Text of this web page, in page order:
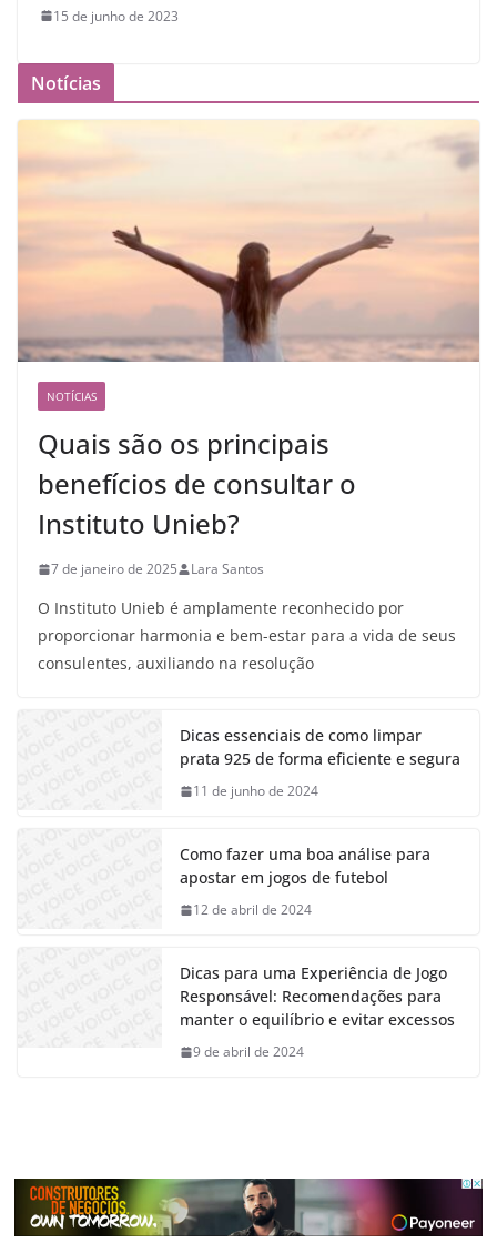
15 de junho de 2023
Notícias
NOTÍCIAS
Quais são os principais
benefícios de consultar o
Instituto Unieb?
7 de janeiro de 2025 Lara Santos
O Instituto Unieb é amplamente reconhecido por
proporcionar harmonia e bem-estar para a vida de seus
consulentes, auxiliando na resolução
Dicas essenciais de como limpar
prata 925 de forma eficiente e segura
11 de junho de 2024
Como fazer uma boa análise para
apostar em jogos de futebol
12 de abril de 2024
Dicas para uma Experiência de Jogo
Responsável: Recomendações para
manter o equilíbrio e evitar excessos
9 de abril de 2024